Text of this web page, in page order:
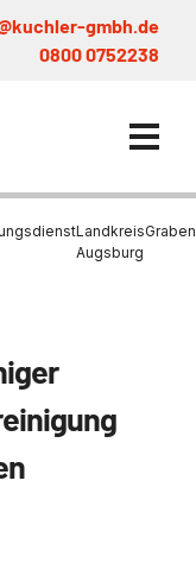
gmbh.de
0800 0752238
und
von
physikalische
Entsorgung
und Vollservice
&
Entkiesen von
von
per
/ Sanitär
Zentrum
GRUPPE
& Umwelt
Landkreis
Augsburg
Graben